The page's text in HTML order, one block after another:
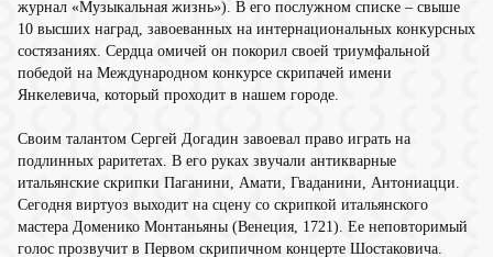
журнал «Музыкальная жизнь»). В его послужном списке – свыше
10 высших наград, завоеванных на интернациональных конкурсных
состязаниях. Сердца омичей он покорил своей триумфальной
победой на Международном конкурсе скрипачей имени
Янкелевича, который проходит в нашем городе.
Своим талантом Сергей Догадин завоевал право играть на
подлинных раритетах. В его руках звучали антикварные
итальянские скрипки Паганини, Амати, Гваданини, Антониацци.
Сегодня виртуоз выходит на сцену со скрипкой итальянского
мастера Доменико Монтаньяны (Венеция, 1721). Ее неповторимый
голос прозвучит в Первом скрипичном концерте Шостаковича.